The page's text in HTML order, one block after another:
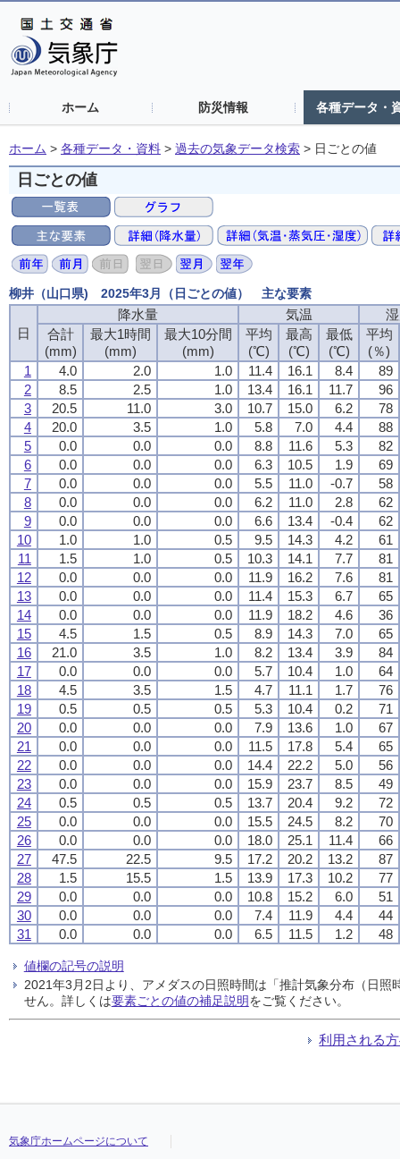
ホーム 防災情報 各種データ・
ホーム > 各種データ・資料 > 過去の気象データ検索 > 日ごとの値
日ごとの値
柳井（山口県) 2025年3月（日ごとの値） 主な要素
日
降水量 気温
合計
(mm)
最大1時間
(mm)
最大10分間
(mm)
平均
(℃)
最高
(℃)
最低
(℃)
平均
(％)
1
4.0 2.0 1.0 11.4 16.1 8.4
89
2
8.5 2.5 1.0 13.4 16.1 11.7
96
3
20.5 11.0 3.0 10.7 15.0 6.2
78
4
20.0 3.5 1.0 5.8 7.0 4.4
88
5
0.0 0.0 0.0 8.8 11.6 5.3
82
6
0.0 0.0 0.0 6.3 10.5 1.9
69
7
0.0 0.0 0.0 5.5 11.0 -0.7
58
8
0.0 0.0 0.0 6.2 11.0 2.8
62
9
0.0 0.0 0.0 6.6 13.4 -0.4
62
10
1.0 1.0 0.5 9.5 14.3 4.2
61
11
1.5 1.0 0.5 10.3 14.1 7.7
81
12
0.0 0.0 0.0 11.9 16.2 7.6
81
13
0.0 0.0 0.0 11.4 15.3 6.7
65
14
0.0 0.0 0.0 11.9 18.2 4.6
36
15
4.5 1.5 0.5 8.9 14.3 7.0
65
16
21.0 3.5 1.0 8.2 13.4 3.9
84
17
0.0 0.0 0.0 5.7 10.4 1.0
64
18
4.5 3.5 1.5 4.7 11.1 1.7
76
19
0.5 0.5 0.5 5.3 10.4 0.2
71
20
0.0 0.0 0.0 7.9 13.6 1.0
67
21
0.0 0.0 0.0 11.5 17.8 5.4
65
22
0.0 0.0 0.0 14.4 22.2 5.0
56
23
0.0 0.0 0.0 15.9 23.7 8.5
49
24
0.5 0.5 0.5 13.7 20.4 9.2
72
25
0.0 0.0 0.0 15.5 24.5 8.2
70
26
0.0 0.0 0.0 18.0 25.1 11.4
66
27
47.5 22.5 9.5 17.2 20.2 13.2
87
28
1.5 15.5 1.5 13.9 17.3 10.2
77
29
0.0 0.0 0.0 10.8 15.2 6.0
51
30
0.0 0.0 0.0 7.4 11.9 4.4
44
31
0.0 0.0 0.0 6.5 11.5 1.2 48
値欄の記号の説明
2021年3月2日より、アメダスの日照時間は「推計気象分布（日
せん。詳しくは要素ごとの値の補足説明をご覧ください。
利用される
気象庁ホームページについて